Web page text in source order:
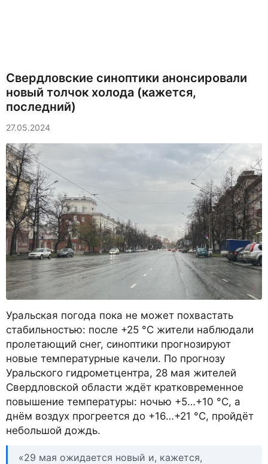
Свердловские синоптики анонсировали
новый толчок холода (кажется,
последний)
27.05.2024
Уральская погода пока не может похвастать
стабильностью: после +25 °C жители наблюдали
пролетающий снег, синоптики прогнозируют
новые температурные качели. По прогнозу
Уральского гидрометцентра, 28 мая жителей
Свердловской области ждёт кратковременное
повышение температуры: ночью +5…+10 °C, а
днём воздух прогреется до +16…+21 °C, пройдёт
небольшой дождь.
«29 мая ожидается новый и, кажется,